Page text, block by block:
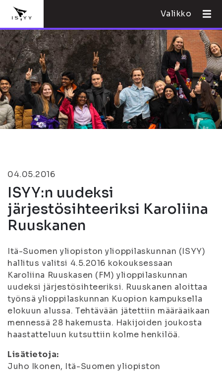
Valikko
04.05.2016
ISYY:n uudeksi
järjestösihteeriksi Karoliina
Ruuskanen
Itä-Suomen yliopiston ylioppilaskunnan (ISYY)
hallitus valitsi 4.5.2016 kokouksessaan
Karoliina Ruuskasen (FM) ylioppilaskunnan
uudeksi järjestösihteeriksi. Ruuskanen aloittaa
työnsä ylioppilaskunnan Kuopion kampuksella
elokuun alussa. Tehtävään jätettiin määräaikaan
mennessä 28 hakemusta. Hakijoiden joukosta
haastatteluun kutsuttiin kolme henkilöä.
Lisätietoja:
Juho Ikonen, Itä-Suomen yliopiston